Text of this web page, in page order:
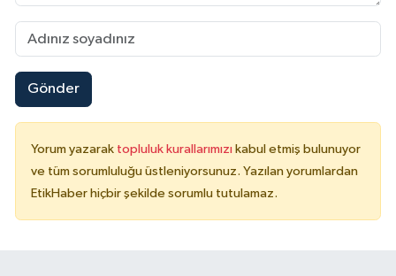
Gönder
Yorum yazarak topluluk kurallarımızı kabul etmiş bulunuyor
ve tüm sorumluluğu üstleniyorsunuz. Yazılan yorumlardan
EtikHaber hiçbir şekilde sorumlu tutulamaz.